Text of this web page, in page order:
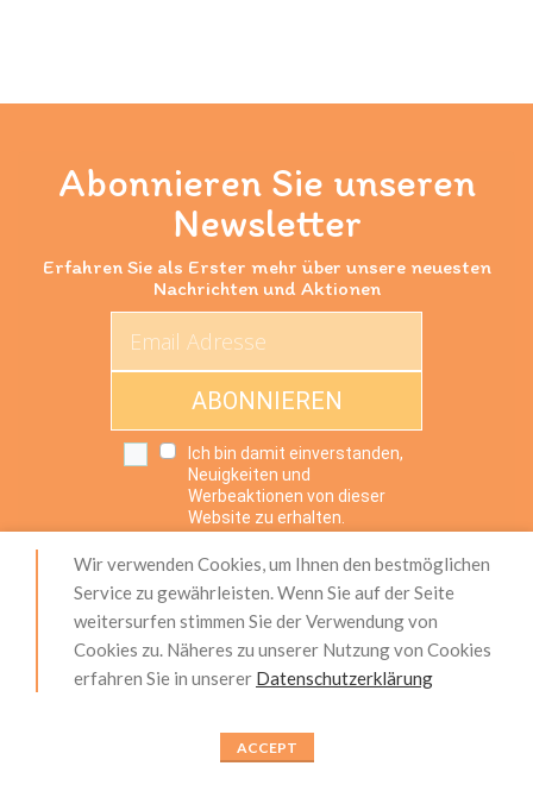
Abonnieren Sie unseren
Newsletter
Erfahren Sie als Erster mehr über unsere neuesten
Nachrichten und Aktionen
ABONNIEREN
Ich bin damit einverstanden,
Neuigkeiten und
Werbeaktionen von dieser
Website zu erhalten.
Impressum|Produktsicherheit (GPSR)|AGB
Widerrufsrecht|Zahlung und Versand|
Datenschutzerklärung|Über Uns|Unser Service
Wir verwenden Cookies, um Ihnen den bestmöglichen
Service zu gewährleisten. Wenn Sie auf der Seite
weitersurfen stimmen Sie der Verwendung von
Cookies zu. Näheres zu unserer Nutzung von Cookies
erfahren Sie in unserer Datenschutzerklärung
ACCEPT